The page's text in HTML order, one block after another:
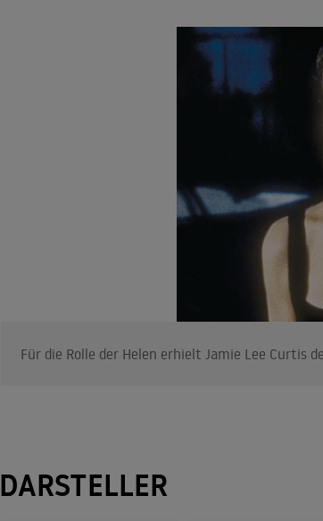
Für die Rolle der Helen erhielt Jamie Lee Curtis
DARSTELLER